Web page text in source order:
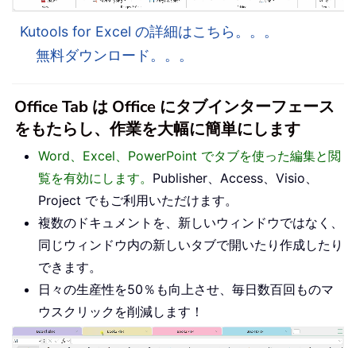
Kutools for Excel の詳細はこちら。。。
無料ダウンロード。。。
Office Tab は Office にタブインターフェース
をもたらし、作業を大幅に簡単にします
Word、Excel、PowerPoint でタブを使った編集と閲
覧を有効にします。 Publisher、Access、Visio、
Project でもご利用いただけます。
複数のドキュメントを、新しいウィンドウではなく、
同じウィンドウ内の新しいタブで開いたり作成したり
できます。
日々の生産性を50％も向上させ、毎日数百回ものマ
ウスクリックを削減します！